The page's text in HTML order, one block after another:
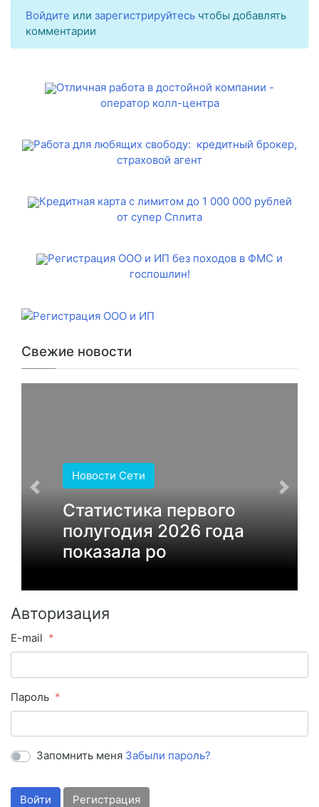
Войдите или зарегистрируйтесь чтобы добавлять
комментарии
Отличная работа в достойной компании -
оператор колл-центра
Работа для любящих свободу: кредитный брокер,
страховой агент
Кредитная карта с лимитом до 1 000 000 рублей
от супер Сплита
Регистрация ООО и ИП без походов в ФМС и
госпошлин!
Свежие новости
Новости Сети
Статистика первого
полугодия 2026 года
показала ро
Авторизация
E-mail
Пароль
Запомнить меня Забыли пароль?
Войти Регистрация